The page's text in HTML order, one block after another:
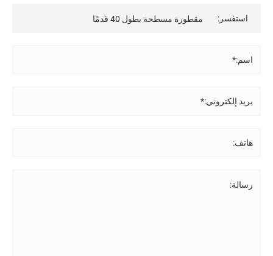
استفسر:
اسم:*
بريد إلكتروني:*
هاتف:
رسالة: